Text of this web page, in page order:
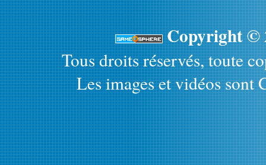
Copyright ©
Tous droits réservés, toute
Les images et vidéos